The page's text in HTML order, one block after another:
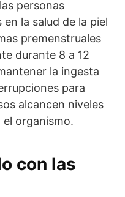
personas
la salud de la piel
premenstruales
durante 8 a 12
la ingesta
para
alcancen niveles
organismo.
con las